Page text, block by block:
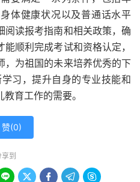
体健康状况以及普通话水平
阅读报考指南和相关政策，确
顺利完成考试和资格认定，
，为祖国的未来培养优秀的下
习，提升自身的专业技能和
育工作的需要。
赞(0)
享到
    